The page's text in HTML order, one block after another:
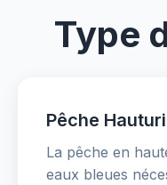
Type
Pêche
La pêche en
eaux bleues